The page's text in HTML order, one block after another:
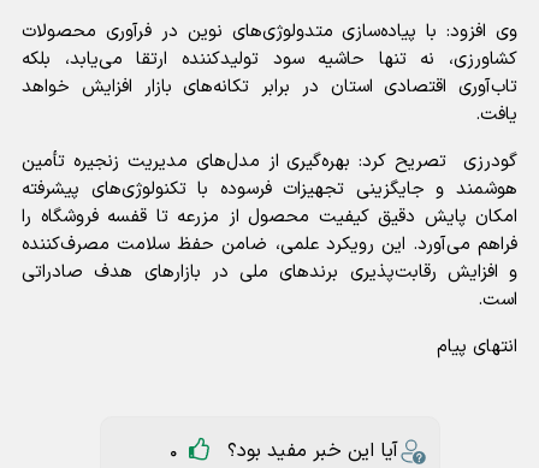
وی افزود: با پیاده‌سازی متدولوژی‌های نوین در فرآوری محصولات
کشاورزی، نه تنها حاشیه سود تولیدکننده ارتقا می‌یابد، بلکه
تاب‌آوری اقتصادی استان در برابر تکانه‌های بازار افزایش خواهد
یافت.
گودرزی تصریح کرد: بهره‌گیری از مدل‌های مدیریت زنجیره تأمین
هوشمند و جایگزینی تجهیزات فرسوده با تکنولوژی‌های پیشرفته‌
امکان پایش دقیق کیفیت محصول از مزرعه تا قفسه فروشگاه را
فراهم می‌آورد. این رویکرد علمی، ضامن حفظ سلامت مصرف‌کننده
و افزایش رقابت‌پذیری برندهای ملی در بازارهای هدف صادراتی
است.
انتهای پیام
آیا این خبر مفید بود؟ 0